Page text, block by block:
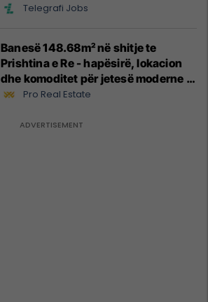
Telegrafi Jobs
Banesë 148.68m² në shitje te
Prishtina e Re - hapësirë, lokacion
dhe komoditet për jetesë moderne
#13551Pro Real Estate